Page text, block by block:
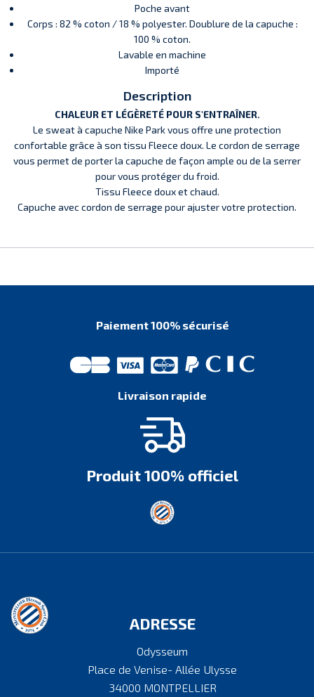
Poche avant
Corps : 82 % coton / 18 % polyester. Doublure de la capuche :
100 % coton.
Lavable en machine
Importé
Description
CHALEUR ET LÉGÈRETÉ POUR S'ENTRAÎNER.
Le sweat à capuche Nike Park vous offre une protection
confortable grâce à son tissu Fleece doux. Le cordon de serrage
vous permet de porter la capuche de façon ample ou de la serrer
pour vous protéger du froid.
Tissu Fleece doux et chaud.
Capuche avec cordon de serrage pour ajuster votre protection.
Paiement 100% sécurisé
Livraison rapide
Produit 100% officiel
ADRESSE
Odysseum
Place de Venise- Allée Ulysse
34000 MONTPELLIER